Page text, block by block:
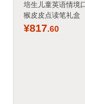
培生儿童英语情境
猴皮皮点读笔礼盒
¥817.60